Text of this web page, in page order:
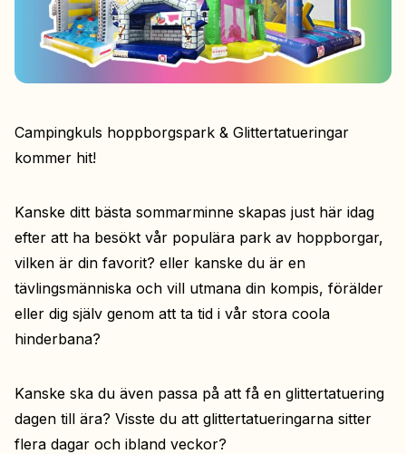
Campingkuls hoppborgspark & Glittertatueringar
kommer hit!
Kanske ditt bästa sommarminne skapas just här idag
efter att ha besökt vår populära park av hoppborgar,
vilken är din favorit? eller kanske du är en
tävlingsmänniska och vill utmana din kompis, förälder
eller dig själv genom att ta tid i vår stora coola
hinderbana?
Kanske ska du även passa på att få en glittertatuering
dagen till ära? Visste du att glittertatueringarna sitter
flera dagar och ibland veckor?